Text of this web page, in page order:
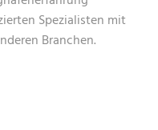
Spezialisten mit
Branchen.